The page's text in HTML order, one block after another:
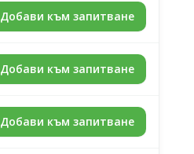
Добави към запитване
Добави към запитване
Добави към запитване